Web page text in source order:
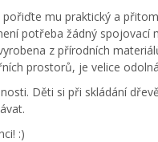
mu praktický a
potřeba žádný spojovací
z přírodních
prostorů, je velice
Děti si při skládání
:)